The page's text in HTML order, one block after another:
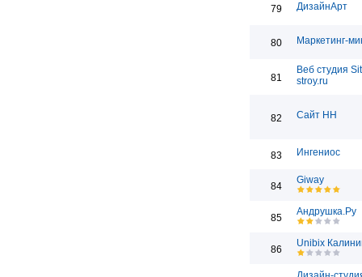
79 ДизайнАрт
80 Маркетинг-
81
Веб студия
stroy.ru
82 Сайт НН
83 Ингениос
84
Giway
85
Андрушка.Ру
86
Unibix